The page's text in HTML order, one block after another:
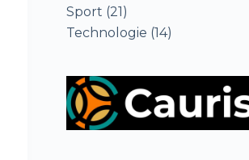
Sport (21)
Technologie (14)